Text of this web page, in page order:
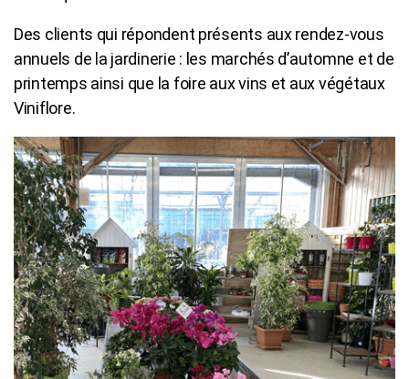
Des clients qui répondent présents aux rendez-vous
annuels de la jardinerie : les marchés d’automne et de
printemps ainsi que la foire aux vins et aux végétaux
Viniflore.